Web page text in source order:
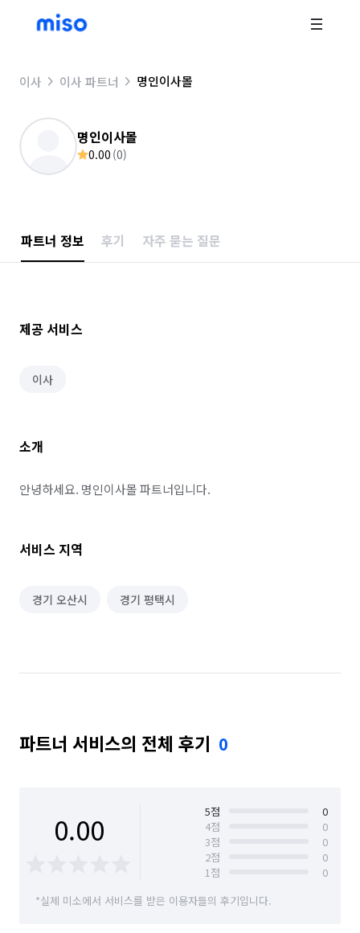
이사 이사 파트너 명인이사몰
명인이사몰
0.00 (0)
파트너 정보 후기 자주 묻는 질문
제공 서비스
이사
소개
안녕하세요. 명인이사몰 파트너입니다.
서비스 지역
경기 오산시 경기 평택시
파트너 서비스의 전체 후기 0
0.00 5점
0
4점
0
3점
0
2점
0
1점
0
*실제 미소에서 서비스를 받은 이용자들의 후기입니다.